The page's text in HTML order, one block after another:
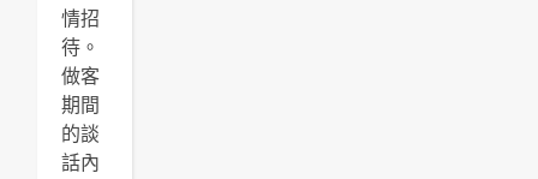
情招
待。
做客
期間
的談
話內